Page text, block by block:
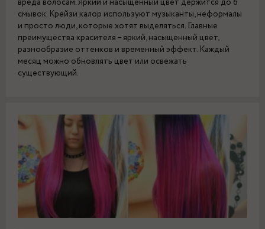
вреда волосам. Яркий и насыщенный цвет держится до 6
смывок. Крейзи калор используют музыканты, неформалы
и просто люди, которые хотят выделяться. Главные
преимущества красителя – яркий, насыщенный цвет,
разнообразие оттенков и временный эффект. Каждый
месяц можно обновлять цвет или освежать
существующий.